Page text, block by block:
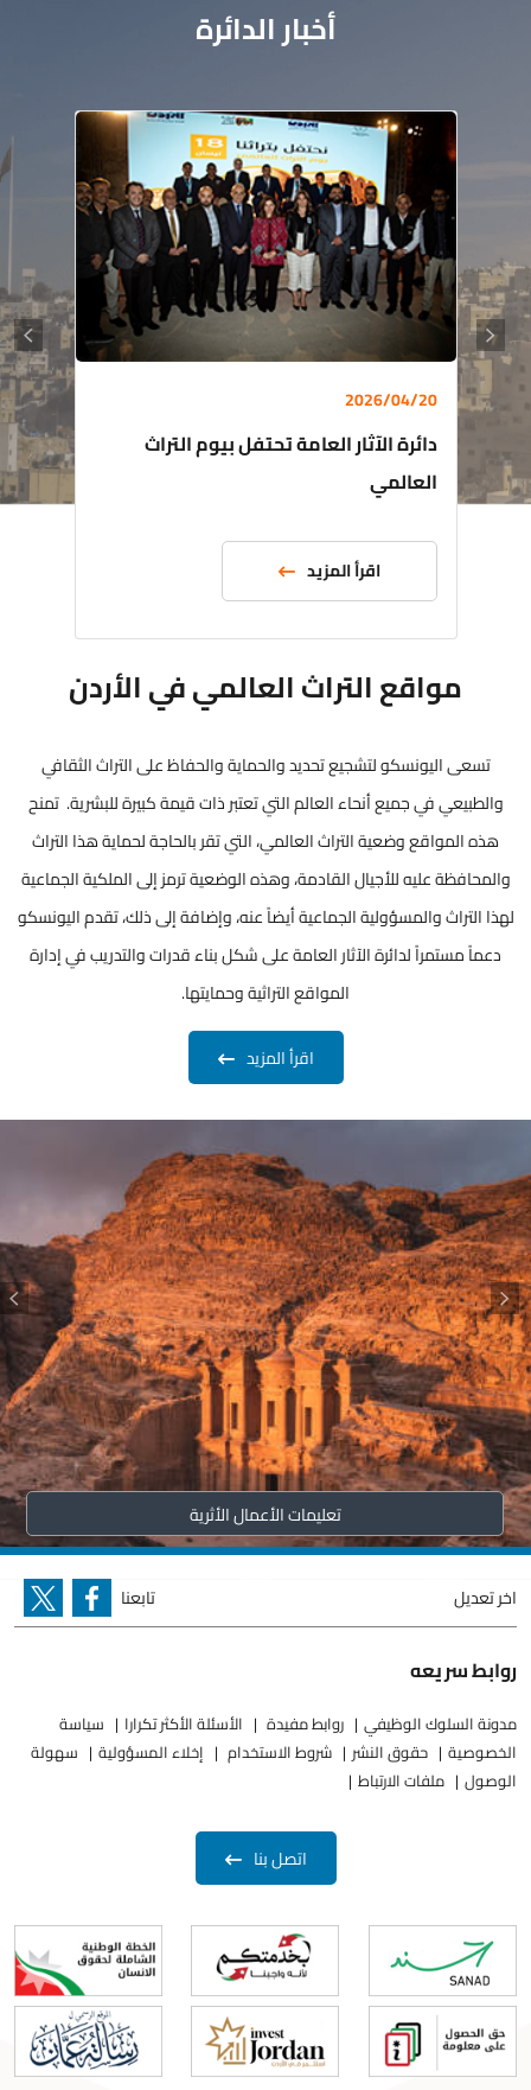
أخبار الدائرة
2026/04/20
دائرة الآثار العامة تحتفل بيوم التراث
العالمي
اقرأ المزيد
مواقع التراث العالمي في الأردن
تسعى اليونسكو لتشجيع تحديد والحماية والحفاظ على التراث الثقافي
والطبيعي في جميع أنحاء العالم التي تعتبر ذات قيمة كبيرة للبشرية. تمنح
هذه المواقع وضعية التراث العالمي، التي تقر بالحاجة لحماية هذا التراث
والمحافظة عليه للأجيال القادمة، وهذه الوضعية ترمز إلى الملكية الجماعية
لهذا التراث والمسؤولية الجماعية أيضاً عنه، وإضافة إلى ذلك، تقدم اليونسكو
دعماً مستمراً لدائرة الآثار العامة على شكل بناء قدرات والتدريب في إدارة
المواقع التراثية وحمايتها.
اقرأ المزيد
تعليمات الأعمال الأثرية
اخر تعديل تابعنا
روابط سريعه
مدونة السلوك الوظيفي روابط مفيدة الأسئلة الأكثر تكرارا
سياسة
الخصوصية
حقوق النشر شروط الاستخدام إخلاء المسؤولية
سهولة
الوصول
ملفات الارتباط
اتصل بنا